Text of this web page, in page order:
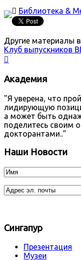
 Библиотека &
Другие материалы
Клуб выпускников

Академия
"Я уверена, что
лидирующую
а может быть
поделитесь своим
докторантами.."
Наши Новости
Сингапур
Презентация
Музеи